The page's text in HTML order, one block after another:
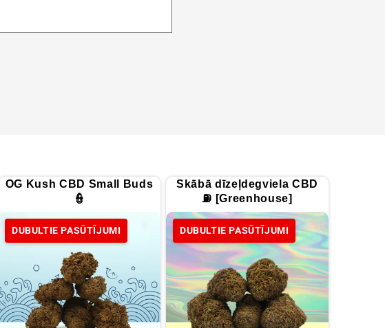
OG Kush CBD Small Buds
👮
DUBULTIE PASŪTĪJUMI
Skābā dīzeļdegviela CBD
⛽ [Greenhouse]
DUBULTIE PASŪTĪJUMI